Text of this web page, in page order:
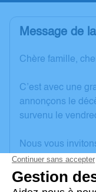
Message de
Chère famille,
C’est avec une
annonçons le
survenu le
Nous vous
vos
une anecdote ou
poèmes ou des